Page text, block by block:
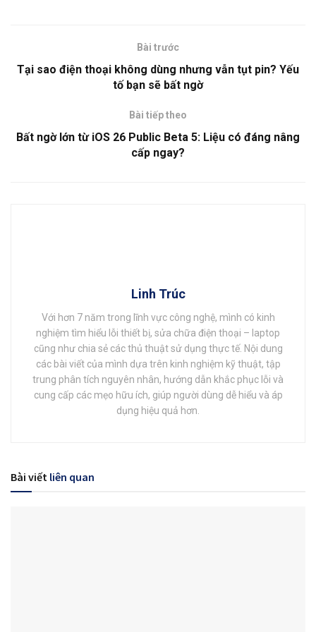
Bài trước
Tại sao điện thoại không dùng nhưng vẫn tụt pin? Yếu
tố bạn sẽ bất ngờ
Bài tiếp theo
Bất ngờ lớn từ iOS 26 Public Beta 5: Liệu có đáng nâng
cấp ngay?
Linh Trúc
Với hơn 7 năm trong lĩnh vực công nghệ, mình có kinh
nghiệm tìm hiểu lỗi thiết bị, sửa chữa điện thoại – laptop
cũng như chia sẻ các thủ thuật sử dụng thực tế. Nội dung
các bài viết của mình dựa trên kinh nghiệm kỹ thuật, tập
trung phân tích nguyên nhân, hướng dẫn khắc phục lỗi và
cung cấp các mẹo hữu ích, giúp người dùng dễ hiểu và áp
dụng hiệu quả hơn.
Bài viết liên quan